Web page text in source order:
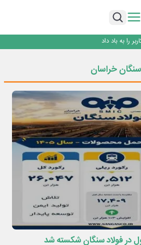
ارتقای امنیت سایبری شد
را به باد داد
ارتقای امنیت سایبری شد
را به باد داد
می‌شود
خراسان
در فولاد سنگان شکسته شد